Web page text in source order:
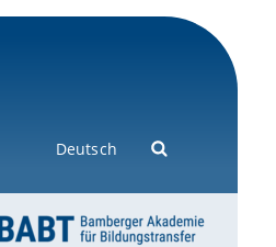
Deutsch